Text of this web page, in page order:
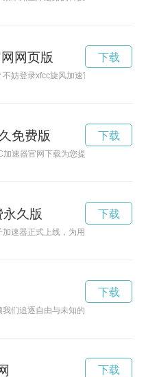
网页版
妨登录xfcc旋风加速官网，体验VPN
下载
免费版
速器官网下载为您提供高效的网络
下载
久版
速器正式上线，为用户提供更快速
下载
们追逐自由与未知的风景。无论路
下载
下载